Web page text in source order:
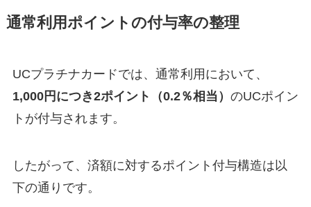
通常利用ポイントの付与率の整理
UCプラチナカードでは、通常利用において、
1,000円につき2ポイント（0.2％相当） のUCポイン
トが付与されます。
したがって、済額に対するポイント付与構造は以
下の通りです。